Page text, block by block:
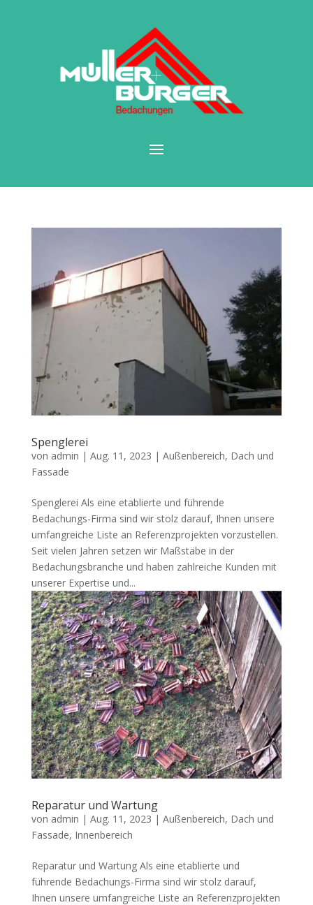
Spenglerei
von admin | Aug. 11, 2023 | Außenbereich, Dach und
Fassade
Spenglerei Als eine etablierte und führende
Bedachungs-Firma sind wir stolz darauf, Ihnen unsere
umfangreiche Liste an Referenzprojekten vorzustellen.
Seit vielen Jahren setzen wir Maßstäbe in der
Bedachungsbranche und haben zahlreiche Kunden mit
unserer Expertise und...
Reparatur und Wartung
von admin | Aug. 11, 2023 | Außenbereich, Dach und
Fassade, Innenbereich
Reparatur und Wartung Als eine etablierte und
führende Bedachungs-Firma sind wir stolz darauf,
Ihnen unsere umfangreiche Liste an Referenzprojekten